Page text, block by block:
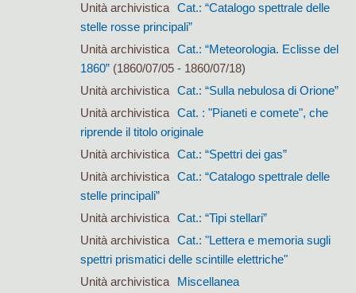
Unità archivistica Cat.: “Catalogo spettrale delle
stelle rosse principali”
Unità archivistica Cat.: “Meteorologia. Eclisse del
1860”(1860/07/05 - 1860/07/18)
Unità archivistica Cat.: “Sulla nebulosa di Orione”
Unità archivistica Cat. : "Pianeti e comete", che
riprende il titolo originale
Unità archivistica Cat.: “Spettri dei gas”
Unità archivistica Cat.: “Catalogo spettrale delle
stelle principali”
Unità archivistica Cat.: “Tipi stellari”
Unità archivistica Cat.: "Lettera e memoria sugli
spettri prismatici delle scintille elettriche"
Unità archivistica
Miscellanea